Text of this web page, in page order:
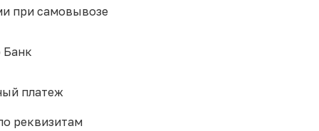
при самовывозе
Банк
платеж
реквизитам